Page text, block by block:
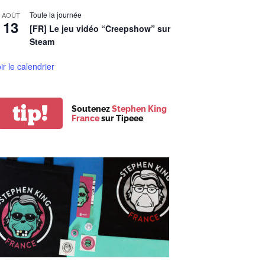
AOÛT
13
Toute la journée
[FR] Le jeu vidéo “Creepshow” sur
Steam
le calendrier
tip! SoutenezStephen King
Francesur Tipeee